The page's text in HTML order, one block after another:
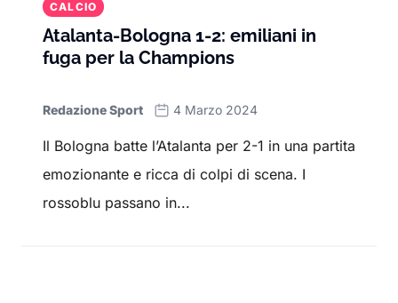
CALCIO
Atalanta-Bologna 1-2: emiliani in
fuga per la Champions
Redazione Sport 4 Marzo 2024
Il Bologna batte l’Atalanta per 2-1 in una partita
emozionante e ricca di colpi di scena. I
rossoblu passano in...